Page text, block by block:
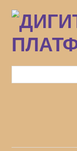
към
основното
съдържание